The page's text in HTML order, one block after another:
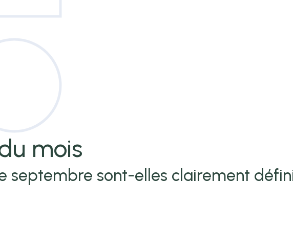
mois
septembre sont-elles clairement